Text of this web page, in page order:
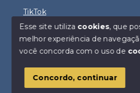
Olá! Estamos
TikTok
© Copyright 2026 - DIOGO
SITE PARA IMOBILIARIA
Esse site utiliza cookies, que
melhor experiência de
você concorda com o uso de
Concordo, continuar